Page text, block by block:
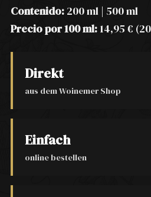
Contenido: 200 ml | 500 ml
Precio por 100 ml: 14,95 €
Direkt
aus dem Woinemer Shop
Einfach
online bestellen